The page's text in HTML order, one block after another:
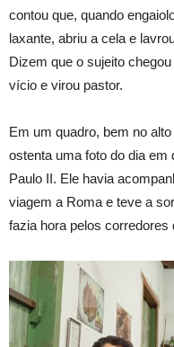
contou que, quando
laxante, abriu a cela e
Dizem que o sujeito
vício e virou pastor.
Em um quadro, bem no
ostenta uma foto do dia em
Paulo II. Ele havia
viagem a Roma e teve a
fazia hora pelos corredores